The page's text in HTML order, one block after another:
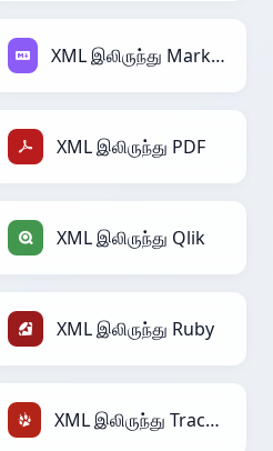
XML இலிருந்து Markdown
XML இலிருந்து PDF
XML இலிருந்து Qlik
XML இலிருந்து Ruby
XML இலிருந்து TracWiki